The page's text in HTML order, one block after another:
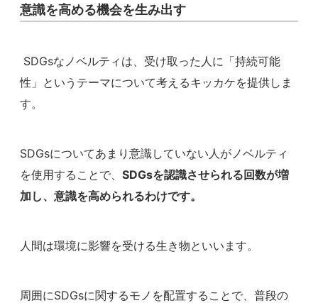
意識を高める機会を生み出す
SDGsなノベルティは、受け取った人に「持続可能
性」というテーマについて考えるキッカケを提供しま
す。
SDGsについてあまり意識していない人がノベルティ
を使用することで、 SDGsを認識させられる回数が増
加し、意識を高められるわけです。
人間は環境に影響を受ける生き物といいます。
周囲にSDGsに関するモノを配置することで、普段の